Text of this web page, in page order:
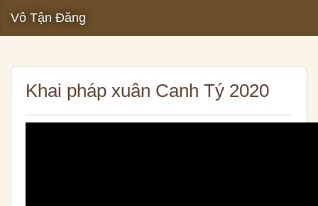
Vô Tận Đăng
Khai pháp xuân Canh Tý 2020